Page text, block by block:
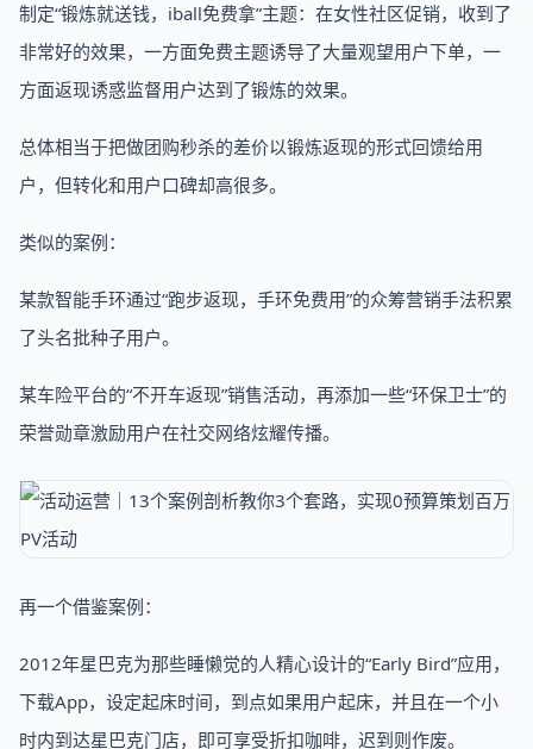
制定“锻炼就送钱，iball免费拿”主题：在女性社区促销，收到了
非常好的效果，一方面免费主题诱导了大量观望用户下单，一
方面返现诱惑监督用户达到了锻炼的效果。
总体相当于把做团购秒杀的差价以锻炼返现的形式回馈给用
户，但转化和用户口碑却高很多。
类似的案例：
某款智能手环通过“跑步返现，手环免费用”的众筹营销手法积累
了头名批种子用户。
某车险平台的“不开车返现”销售活动，再添加一些“环保卫士”的
荣誉勋章激励用户在社交网络炫耀传播。
再一个借鉴案例：
2012年星巴克为那些睡懒觉的人精心设计的“Early Bird”应用，
下载App，设定起床时间，到点如果用户起床，并且在一个小
时内到达星巴克门店，即可享受折扣咖啡，迟到则作废。